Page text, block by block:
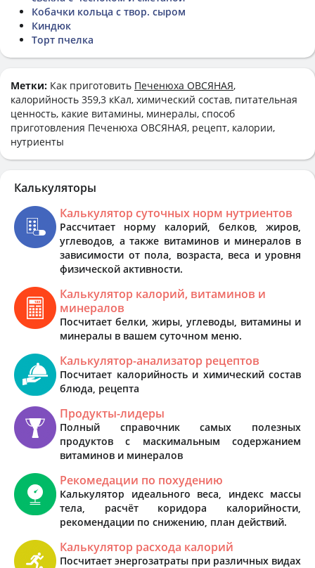
Кобачки кольца с твор. сыром
Киндюк
Торт пчелка
Метки: Как приготовить Печенюха ОВСЯНАЯ,
калорийность 359,3 кКал, химический состав, питательная
ценность, какие витамины, минералы, способ
приготовления Печенюха ОВСЯНАЯ, рецепт, калории,
нутриенты
Калькуляторы
Калькулятор суточных норм нутриентов
Рассчитает норму калорий, белков, жиров,
углеводов, а также витаминов и минералов в
зависимости от пола, возраста, веса и уровня
физической активности.
Калькулятор калорий, витаминов и
минералов
Посчитает белки, жиры, углеводы, витамины и
минералы в вашем суточном меню.
Калькулятор-анализатор рецептов
Посчитает калорийность и химический состав
блюда, рецепта
Продукты-лидеры
Полный справочник самых полезных
продуктов с маскимальным содержанием
витаминов и минералов
Рекомедации по похудению
Калькулятор идеального веса, индекс массы
тела, расчёт коридора калорийности,
рекомендации по снижению, план действий.
Калькулятор расхода калорий
Посчитает энергозатраты при различных видах